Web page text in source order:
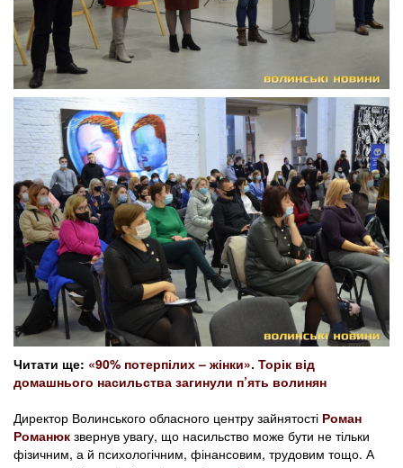
Читати ще: «90% потерпілих – жінки». Торік від
домашнього насильства загинули п’ять волинян
Директор Волинського обласного центру зайнятості Роман
Романюк звернув увагу, що насильство може бути не тільки
фізичним, а й психологічним, фінансовим, трудовим тощо. А